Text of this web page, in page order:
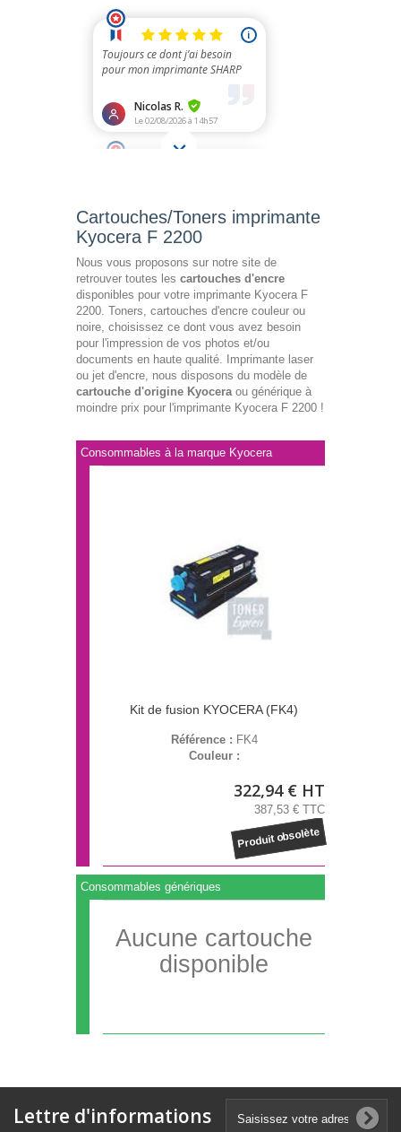
Cartouches/Toners imprimante
Kyocera F 2200
Nous vous proposons sur notre site de
retrouver toutes les cartouches d'encre
disponibles pour votre imprimante Kyocera F
2200. Toners, cartouches d'encre couleur ou
noire, choisissez ce dont vous avez besoin
pour l'impression de vos photos et/ou
documents en haute qualité. Imprimante laser
ou jet d'encre, nous disposons du modèle de
cartouche d'origine Kyoceraou générique à
moindre prix pour l'imprimante Kyocera F 2200 !
Consommables à la marque Kyocera
Kit de fusion KYOCERA (FK4)
Référence : FK4
Couleur :
322,94 € HT
387,53 € TTC
Produit obsolète
Consommables génériques
Aucune cartouche
disponible
Lettre d'informations